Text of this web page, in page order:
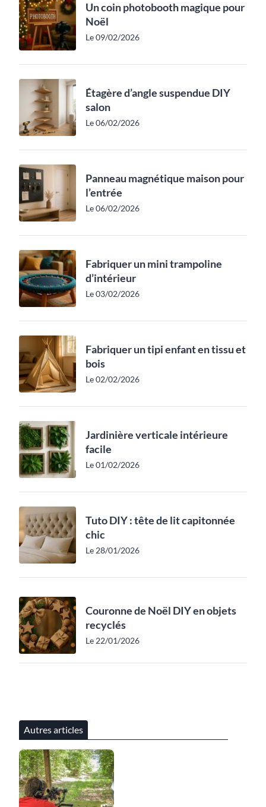
Un coin photobooth magique pour
Noël
Le 09/02/2026
Étagère d’angle suspendue DIY
salon
Le 06/02/2026
Panneau magnétique maison pour
l’entrée
Le 06/02/2026
Fabriquer un mini trampoline
d’intérieur
Le 03/02/2026
Fabriquer un tipi enfant en tissu et
bois
Le 02/02/2026
Jardinière verticale intérieure
facile
Le 01/02/2026
Tuto DIY : tête de lit capitonnée
chic
Le 28/01/2026
Couronne de Noël DIY en objets
recyclés
Le 22/01/2026
Autres articles